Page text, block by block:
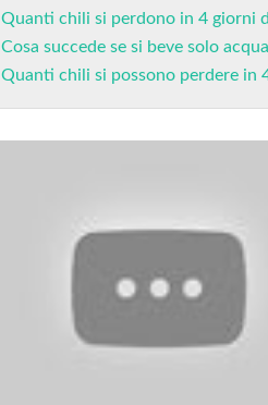
Quanti chili si perdono in 4 giorni
Cosa succede se si beve solo
Quanti chili si possono perdere in